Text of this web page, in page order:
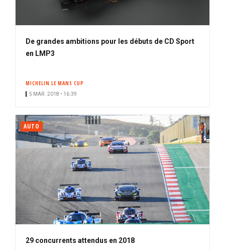
De grandes ambitions pour les débuts de CD Sport
en LMP3
MICHELIN LE MANS CUP
5 MAR. 2018 • 16:39
AUTO
29 concurrents attendus en 2018